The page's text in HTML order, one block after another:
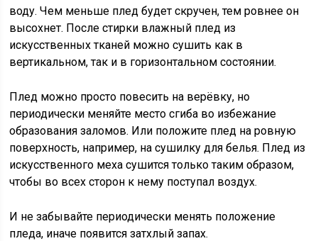
воду. Чем меньше плед будет скручен, тем ровнее он
высохнет. После стирки влажный плед из
искусственных тканей можно сушить как в
вертикальном, так и в горизонтальном состоянии.
Плед можно просто повесить на верёвку, но
периодически меняйте место сгиба во избежание
образования заломов. Или положите плед на ровную
поверхность, например, на сушилку для белья. Плед из
искусственного меха сушится только таким образом,
чтобы во всех сторон к нему поступал воздух.
И не забывайте периодически менять положение
пледа, иначе появится затхлый запах.